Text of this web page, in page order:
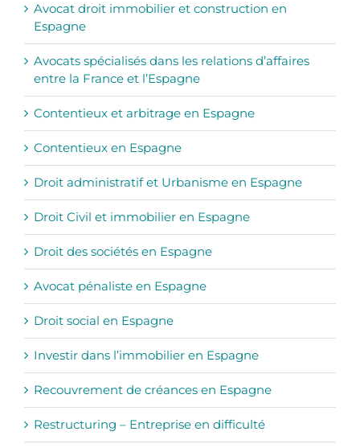
Avocat droit immobilier et construction en
Espagne
Avocats spécialisés dans les relations d’affaires
entre la France et l’Espagne
Contentieux et arbitrage en Espagne
Contentieux en Espagne
Droit administratif et Urbanisme en Espagne
Droit Civil et immobilier en Espagne
Droit des sociétés en Espagne
Avocat pénaliste en Espagne
Droit social en Espagne
Investir dans l’immobilier en Espagne
Recouvrement de créances en Espagne
Restructuring – Entreprise en difficulté